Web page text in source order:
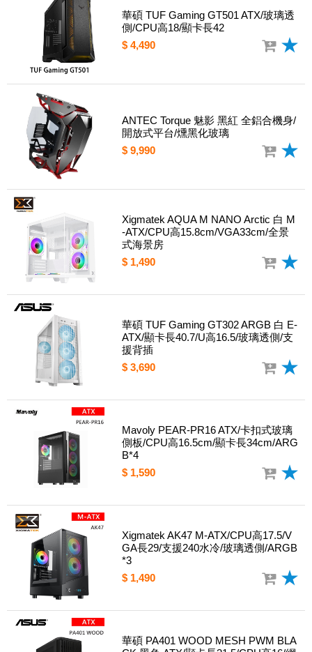
華碩 TUF Gaming GT501 ATX/玻璃透
側/CPU高18/顯卡長42
$ 4,490
ANTEC Torque 魅影 黑紅 全鋁合機身/
開放式平台/燻黑化玻璃
$ 9,990
Xigmatek AQUA M NANO Arctic 白 M
-ATX/CPU高15.8cm/VGA33cm/全景
式海景房
$ 1,490
華碩 TUF Gaming GT302 ARGB 白 E-
ATX/顯卡長40.7/U高16.5/玻璃透側/支
援背插
$ 3,690
Mavoly PEAR-PR16 ATX/卡扣式玻璃
側板/CPU高16.5cm/顯卡長34cm/ARG
B*4
$ 1,590
Xigmatek AK47 M-ATX/CPU高17.5/V
GA長29/支援240水冷/玻璃透側/ARGB
*3
$ 1,490
華碩 PA401 WOOD MESH PWM BLA